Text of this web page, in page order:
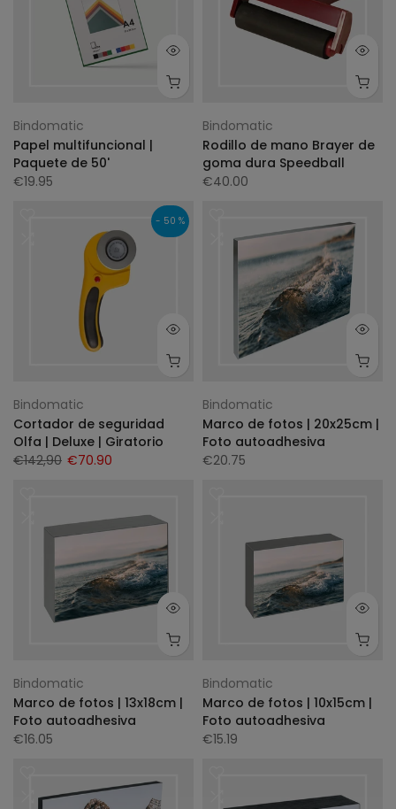
Bindomatic
Papel multifuncional |
Paquete de 50'
€19.95
Bindomatic
Rodillo de mano Brayer de
goma dura Speedball
€40.00
- 50 %
Bindomatic
Cortador de seguridad
Olfa | Deluxe | Giratorio
€142,90 €70.90
Bindomatic
Marco de fotos | 20x25cm |
Foto autoadhesiva
€20.75
Bindomatic
Marco de fotos | 13x18cm |
Foto autoadhesiva
€16.05
Bindomatic
Marco de fotos | 10x15cm |
Foto autoadhesiva
€15.19